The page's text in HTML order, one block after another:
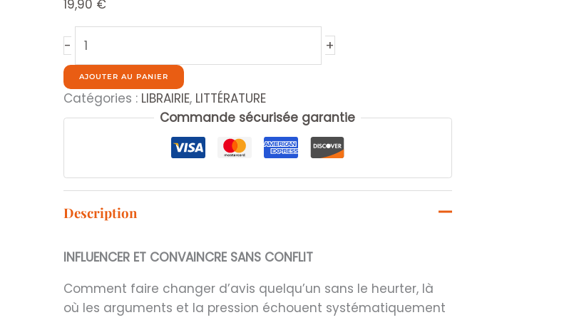
19,90 €
-
de
L'élégance
de
+
AJOUTER AU PANIER
Catégories : LIBRAIRIE, LITTÉRATURE
Commande sécurisée garantie
Description
INFLUENCER ET CONVAINCRE SANS CONFLIT
Comment faire changer d’avis quelqu’un sans le heurter, là
où les arguments et la pression échouent systématiquement